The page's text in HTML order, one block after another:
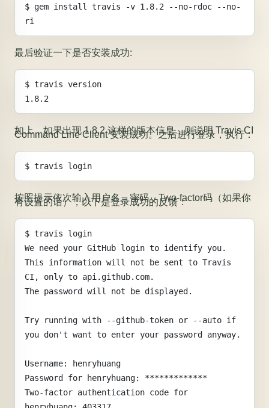
$ gem install travis -v 1.8.2 --no-rdoc --no-
ri
最后验证一下是否安装成功:
$ travis version
1.8.2
如上，如果出现 1.8.2 这样的版本信息，则说明 Travis CI
Command Line Client 安装成功。之后进行登录，执行：
$ travis login
按照提示依次输入用户名、密码，Two-factor码（如果你
有设置的话），以下是登录成功的反馈：
$ travis login
We need your GitHub login to identify you.
This information will not be sent to Travis
CI, only to api.github.com.
The password will not be displayed.
Try running with --github-token or --auto if
you don't want to enter your password anyway.
Username: henryhuang
Password for henryhuang: *************
Two-factor authentication code for